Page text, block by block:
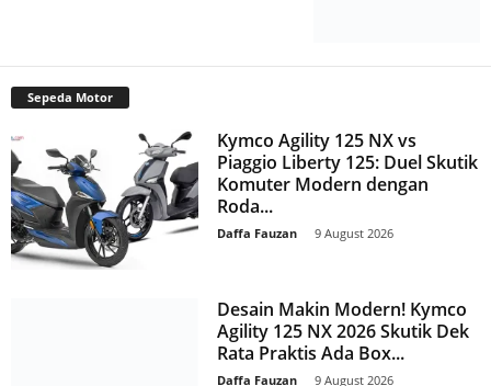
Sepeda Motor
Kymco Agility 125 NX vs
Piaggio Liberty 125: Duel Skutik
Komuter Modern dengan
Roda...
Daffa Fauzan 9 August 2026
Desain Makin Modern! Kymco
Agility 125 NX 2026 Skutik Dek
Rata Praktis Ada Box...
Daffa Fauzan 9 August 2026